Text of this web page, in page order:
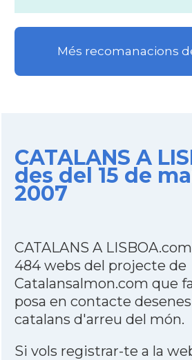
Més recomanacions
CATALANS A
des del 15 de
2007
CATALANS A
484 webs del projecte de
Catalansalmon.com que
posa en contacte
catalans d'arreu del món.
Si vols registrar-te a la